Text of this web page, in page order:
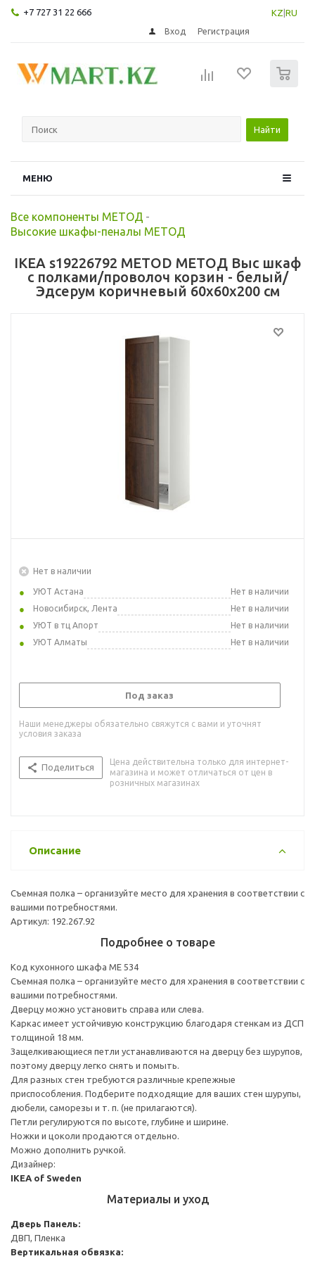
+7 727 31 22 666 KZ RU
Вход Регистрация
Найти
МЕНЮ
Все компоненты МЕТОД -
Высокие шкафы-пеналы МЕТОД
IKEA s19226792 METOD МЕТОД Выс шкаф
с полками/проволоч корзин - белый/
Эдсерум коричневый 60x60x200 см
Нет в наличии
УЮТ Астана
Нет в наличии
Новосибирск, Лента
Нет в наличии
УЮТ в тц Апорт
Нет в наличии
УЮТ Алматы
Нет в наличии
Под заказ
Наши менеджеры обязательно свяжутся с вами и уточнят
условия заказа
Поделиться
Цена действительна только для интернет-
магазина и может отличаться от цен в
розничных магазинах
Описание
Съемная полка – организуйте место для хранения в соответствии с
вашими потребностями.
Артикул: 192.267.92
Подробнее о товаре
Код кухонного шкафа ME 534
Съемная полка – организуйте место для хранения в соответствии с
вашими потребностями.
Дверцу можно установить справа или слева.
Каркас имеет устойчивую конструкцию благодаря стенкам из ДСП
толщиной 18 мм.
Защелкивающиеся петли устанавливаются на дверцу без шурупов,
поэтому дверцу легко снять и помыть.
Для разных стен требуются различные крепежные
приспособления. Подберите подходящие для ваших стен шурупы,
дюбели, саморезы и т. п. (не прилагаются).
Петли регулируются по высоте, глубине и ширине.
Ножки и цоколи продаются отдельно.
Можно дополнить ручкой.
Дизайнер:
IKEA of Sweden
Материалы и уход
Дверь Панель:
ДВП, Пленка
Вертикальная обвязка: